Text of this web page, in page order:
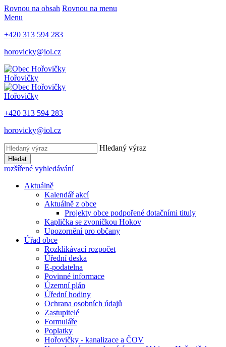
Rovnou na obsah Rovnou na menu
Menu
+420 313 594 283
horovicky@iol.cz
Hořovičky
Hořovičky
+420 313 594 283
horovicky@iol.cz
Hledaný výraz
Hledat
rozšířené vyhledávání
Aktuálně
Kalendář akcí
Aktuálně z obce
Projekty obce podpořené dotačními tituly
Kaplička se zvoničkou Hokov
Upozornění pro občany
Úřad obce
Rozklikávací rozpočet
Úřední deska
E-podatelna
Povinné informace
Územní plán
Úřední hodiny
Ochrana osobních údajů
Zastupitelé
Formuláře
Poplatky
Hořovičky - kanalizace a ČOV